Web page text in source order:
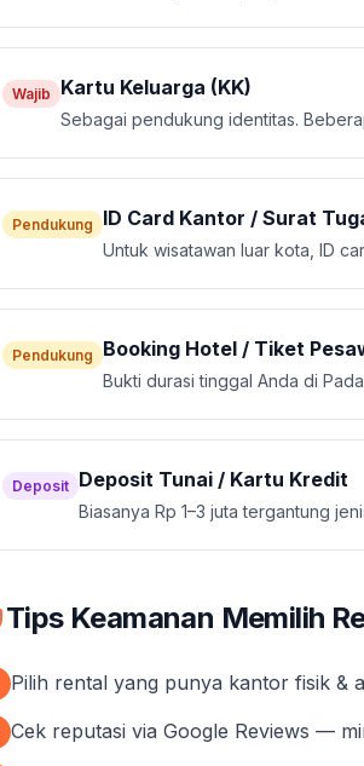
Wajib Kartu Keluarga (KK)
Sebagai pendukung identitas.
Pendukung ID Card Kantor / Surat
Untuk wisatawan luar kota, ID
Pendukung Booking Hotel / Tiket
Bukti durasi tinggal Anda di
Deposit Deposit Tunai / Kartu Kredit
Biasanya Rp 1–3 juta tergantung
Tips Keamanan Memilih
Pilih rental yang punya kantor fisik &
Cek reputasi via Google Reviews —